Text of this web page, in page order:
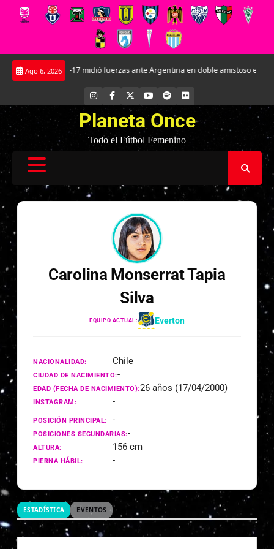
Saltar
Ago 6, 2026
La Roja Sub-17 midió fuerzas ante Argentina en doble amistoso en el CAR
INSTAGRAM
FACEBOOK YOUTUBE
SPOTIFYFLICKR
Planeta Once
Todo el Fútbol Femenino
Carolina Monserrat Tapia
Silva
EQUIPO ACTUAL: Everton
NACIONALIDAD: Chile
CIUDAD DE NACIMIENTO:-
EDAD (FECHA DE NACIMIENTO):26 años (17/04/2000)
INSTAGRAM: -
POSICIÓN PRINCIPAL: -
POSICIONES SECUNDARIAS:-
ALTURA: 156 cm
PIERNA HÁBIL: -
ESTADÍSTICA EVENTOS